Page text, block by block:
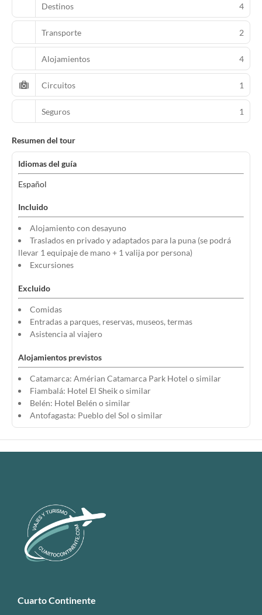
Destinos 4
Transporte 2
Alojamientos 4
Circuitos 1
Seguros 1
Resumen del tour
Idiomas del guía
Español
Incluido
Alojamiento con desayuno
Traslados en privado y adaptados para la puna (se podrá
llevar 1 equipaje de mano + 1 valija por persona)
Excursiones
Excluido
Comidas
Entradas a parques, reservas, museos, termas
Asistencia al viajero
Alojamientos previstos
Catamarca: Amérian Catamarca Park Hotel o similar
Fiambalá: Hotel El Sheik o similar
Belén: Hotel Belén o similar
Antofagasta: Pueblo del Sol o similar
Cuarto Continente